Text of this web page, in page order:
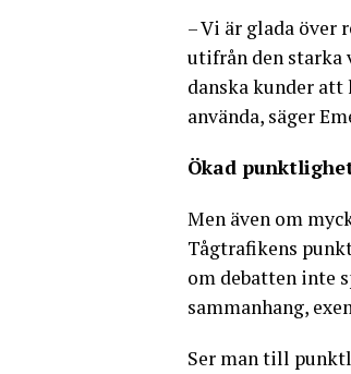
– Vi är glada över
utifrån den starka
danska kunder
använda, säger
Ökad
Men även om
Tågtrafikens
om debatten inte
sammanhang,
Ser man till